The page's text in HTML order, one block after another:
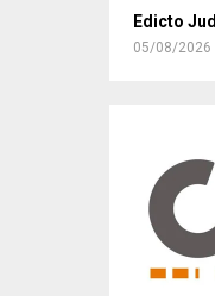
Edicto
05/08/2026